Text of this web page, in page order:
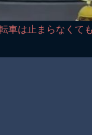
車は止まらなくて